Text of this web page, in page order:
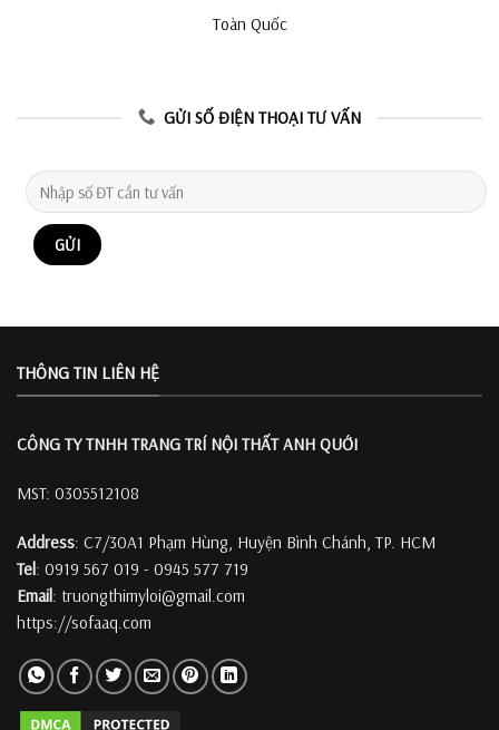
Toàn Quốc
GỬI SỐ ĐIỆN THOẠI TƯ VẤN
THÔNG TIN LIÊN HỆ
CÔNG TY TNHH TRANG TRÍ NỘI THẤT ANH QUỚI
MST: 0305512108
Address: C7/30A1 Phạm Hùng, Huyện Bình Chánh, TP. HCM
Tel: 0919 567 019 - 0945 577 719
Email: truongthimyloi@gmail.com
https://sofaaq.com